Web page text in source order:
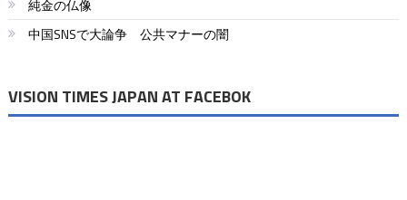
ョ
純金の仏像
中国SNSで大論争 公共マナーの闇
VISION TIMES JAPAN AT FACEBOK